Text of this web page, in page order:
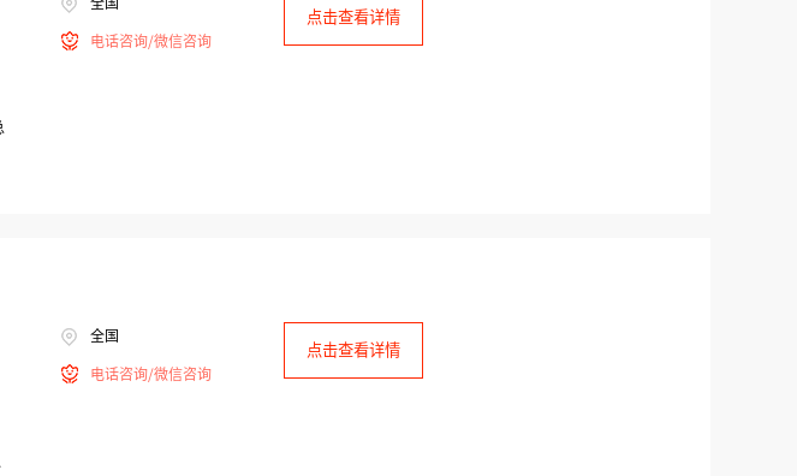
电话咨询/微信咨询
点击查看详情
全国
电话咨询/微信咨询
点击查看详情